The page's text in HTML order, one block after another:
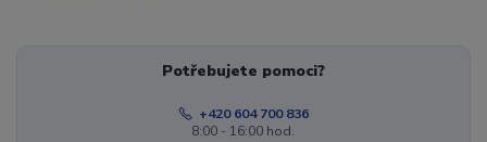
Potřebujete pomoci?
+420 604 700 836
8:00 - 16:00 hod.